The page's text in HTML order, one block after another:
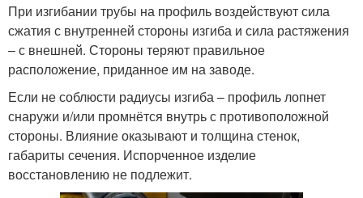
При изгибании трубы на профиль воздействуют сила
сжатия с внутренней стороны изгиба и сила растяжения
– с внешней. Стороны теряют правильное
расположение, приданное им на заводе.
Если не соблюсти радиусы изгиба – профиль лопнет
снаружи и/или промнётся внутрь с противоположной
стороны. Влияние оказывают и толщина стенок,
габариты сечения. Испорченное изделие
восстановлению не подлежит.